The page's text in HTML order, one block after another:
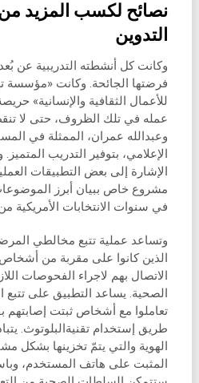
نصائح لكسب المزيد
التدوين
وكانت كل أنشطته التدريبية عن
فرضتها الجائحة. وكانت «مؤسسة
للأعمال الثقافية والإنسانية»
عمله في تلك الظروف، حتى لا
وعبدالله عمران، الممثلة في
الإعلامي، بتوفير التدريب
الإشارة إلى بعض التطبيقات
مشروع خاص ببيان أبرز
في سنوات الانتخابات الأمريكية من 2004 وحتى عام
وتساعد عملية تتبع مخالطي
الذين كانوا على مقربة من
الاتصال بهم لاجراء الفحوصات
الصحية. يساعد التطبيق على تتبع
تعاملوا مع أشخاص ثبتت
طريق إستخدام تقنيةالبلوتوث.
الهوية والتي يتمّ تخزينها بشكل
المثبت على هاتف المستخدم،